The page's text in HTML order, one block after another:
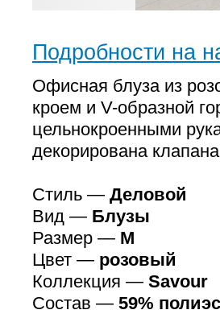
Подробности на
Офисная блуза из
кроем и V-образной
цельнокроенными
декорирована
Стиль — Деловой
Вид — Блузы
Размер — M
Цвет — розовый
Коллекция — Savour
Состав — 59%